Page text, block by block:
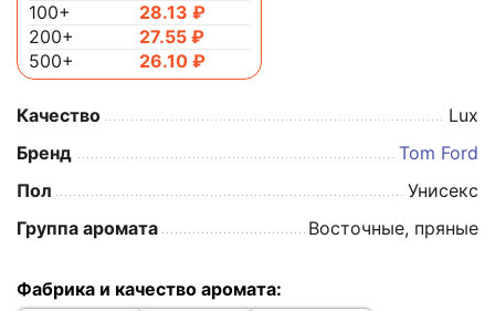
100+
200+
500+
28.13 ₽
27.55 ₽
26.10 ₽
Качество
Lux
Бренд
Tom Ford
Пол
Унисекс
Группа аромата
Восточные, пряные
Фабрика и качество аромата: